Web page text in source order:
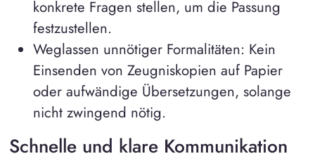
konkrete Fragen stellen, um die Passung
festzustellen.
Weglassen unnötiger Formalitäten: Kein
Einsenden von Zeugniskopien auf Papier
oder aufwändige Übersetzungen, solange
nicht zwingend nötig.
Schnelle und klare Kommunikation